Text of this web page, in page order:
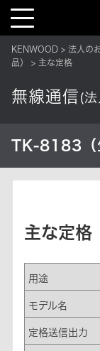
T
l
e
v
i
i
o
KENWOOD 法人の
品）
主な定格
無線通信 (
TK-8183（
主な定格
用途
モデル名
定格送信出力